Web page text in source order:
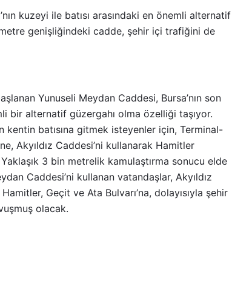
kuzeyi ile batısı arasındaki en önemli alternatif
genişliğindeki cadde, şehir içi trafiğini de
Yunuseli Meydan Caddesi, Bursa’nın son
bir alternatif güzergahı olma özelliği taşıyor.
batısına gitmek isteyenler için, Terminal-
Akyıldız Caddesi’ni kullanarak Hamitler
3 bin metrelik kamulaştırma sonucu elde
Caddesi’ni kullanan vatandaşlar, Akyıldız
Geçit ve Ata Bulvarı’na, dolayısıyla şehir
olacak.